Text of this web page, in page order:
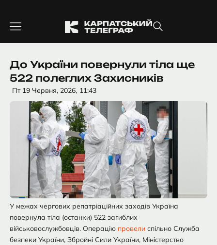
вмісту
До України повернули тіла ще
522 полеглих Захисників
Пт 19 Червня, 2026, 11:43
У межах чергових репатріаційних заходів Україна
повернула тіла (останки) 522 загиблих
військовослужбовців. Операцію провели спільно Служба
безпеки України, Збройні Сили України, Міністерство